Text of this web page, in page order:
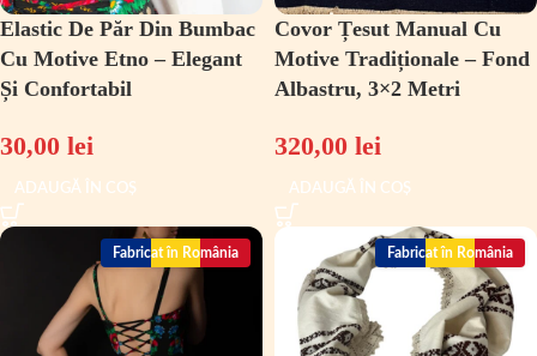
Elastic De Păr Din Bumbac
Cu Motive Etno – Elegant
Și Confortabil
30,00 lei
ADAUGĂ ÎN COȘ
Covor Țesut Manual Cu
Motive Tradiționale – Fond
Albastru, 3×2 Metri
320,00 lei
ADAUGĂ ÎN COȘ
Fabricat în România Fabricat în România